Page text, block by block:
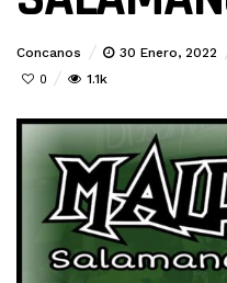
Concanos 30 Enero, 2022
0 1.1k